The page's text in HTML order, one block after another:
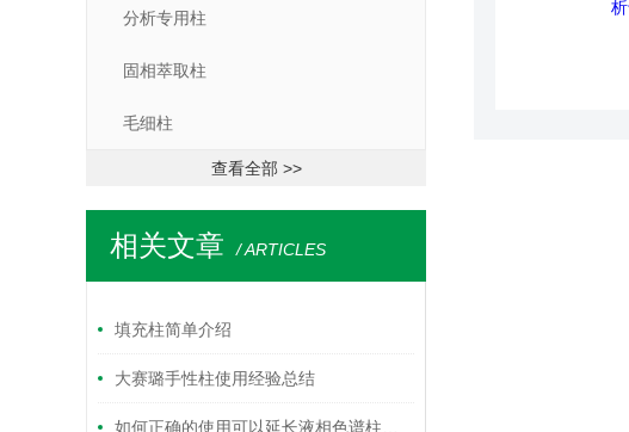
分析专用柱
固相萃取柱
毛细柱
查看全部 >>
相关文章 / ARTICLES
填充柱简单介绍
大赛璐手性柱使用经验总结
如何正确的使用可以延长液相色谱柱的寿命？